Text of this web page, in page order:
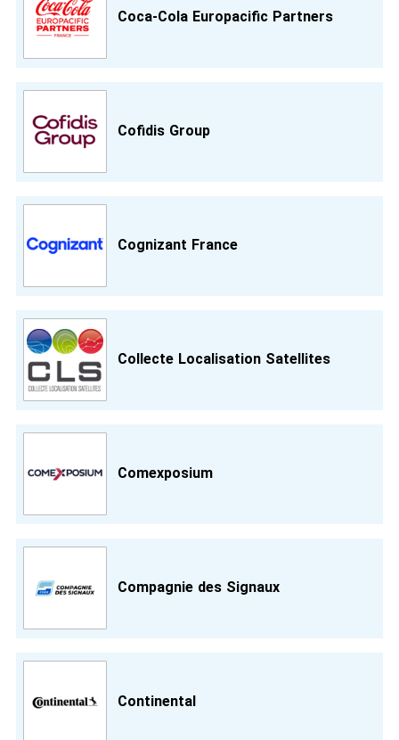
Coca-Cola Europacific Partners
Cofidis Group
Cognizant France
Collecte Localisation Satellites
Comexposium
Compagnie des Signaux
Continental